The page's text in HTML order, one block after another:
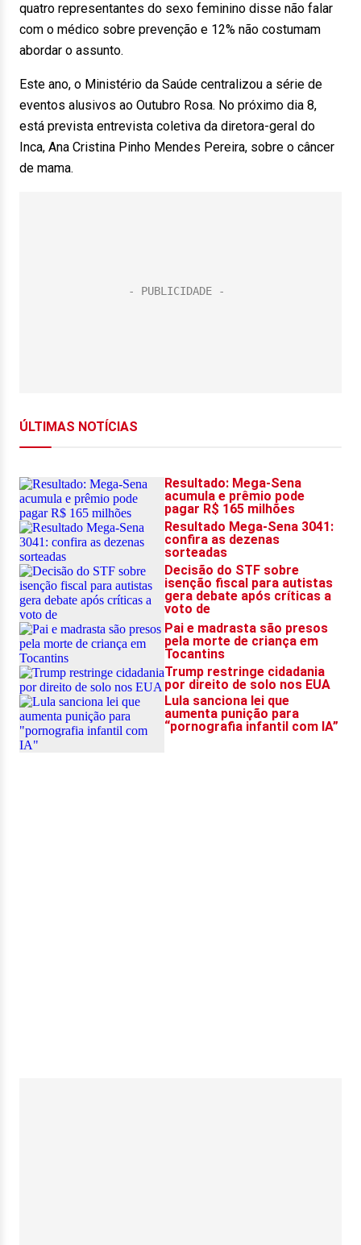
quatro representantes do sexo feminino disse não falar
com o médico sobre prevenção e 12% não costumam
abordar o assunto.
Este ano, o Ministério da Saúde centralizou a série de
eventos alusivos ao Outubro Rosa. No próximo dia 8,
está prevista entrevista coletiva da diretora-geral do
Inca, Ana Cristina Pinho Mendes Pereira, sobre o câncer
de mama.